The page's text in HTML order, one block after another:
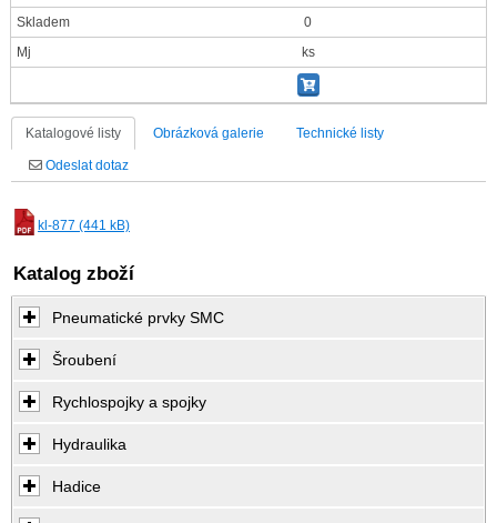
Skladem
0
Mj
ks
Katalogové listy Obrázková galerie Technické listy
Odeslat dotaz
kl-877 (441 kB)
Katalog zboží
Pneumatické prvky SMC
Šroubení
Rychlospojky a spojky
Hydraulika
Hadice